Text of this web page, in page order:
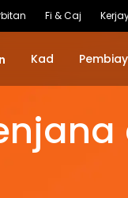
Fi & Caj
Kad